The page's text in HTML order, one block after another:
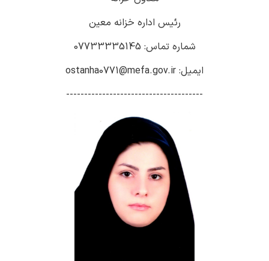
رئیس اداره خزانه معین
شماره تماس: 07733335145
ایمیل: ostanha0771@mefa.gov.ir
--------------------------------------